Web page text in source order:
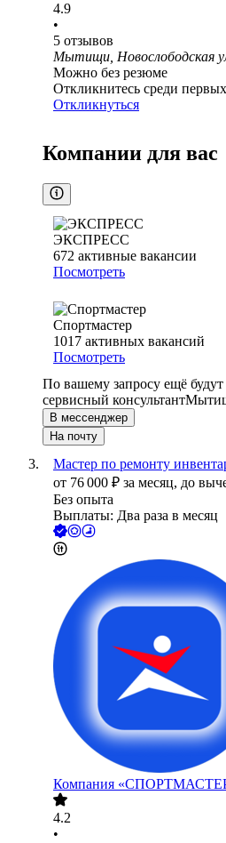
4.9
•
5 отзывов
Мытищи, Новослободская
Можно без резюме
Откликнитесь среди первых
Откликнуться
Компании для вас
ЭКСПРЕСС
672 активные вакансии
Посмотреть
Спортмастер
1017 активных вакансий
Посмотреть
По вашему запросу ещё
сервисный консультант
В мессенджер
На почту
Мастер по ремонту
от 76 000 ₽ за месяц, до
Без опыта
Выплаты: Два раза в месяц
Компания
4.2
•